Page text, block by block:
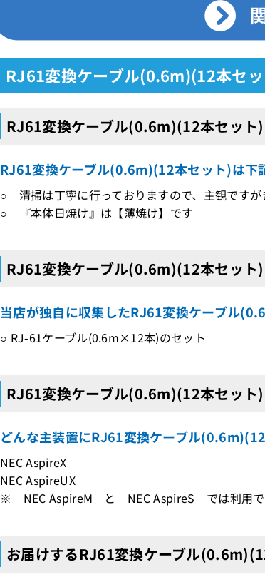
RJ61変換ケーブル(0.6m)(12本セ
RJ61変換ケーブル(0.6m)(12本セット
RJ61変換ケーブル(0.6m)(12本セット)は下
○ 清掃は丁寧に行っておりますので、主観ですが
○ 『本体日焼け』は【薄焼け】です
RJ61変換ケーブル(0.6m)(12本セット
当店が独自に収集したRJ61変換ケーブル
○ RJ-61ケーブル(0.6m×12本)のセット
RJ61変換ケーブル(0.6m)(12本セット
どんな主装置にRJ61変換ケーブル
NEC AspireX
NEC AspireUX
※ NEC AspireM と NEC AspireS では利用で
お届けするRJ61変換ケーブル